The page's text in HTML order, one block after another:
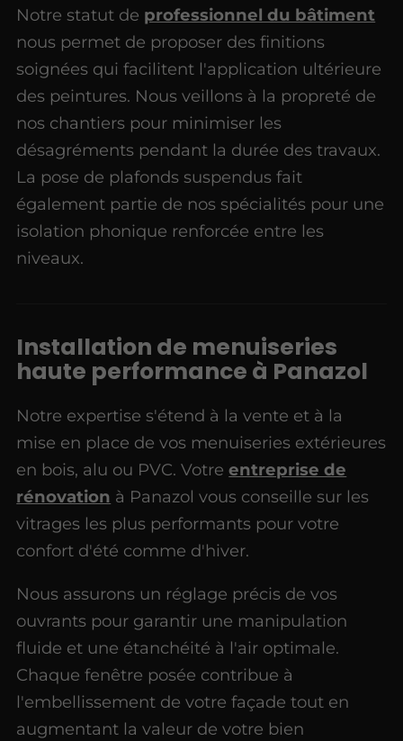
Notre statut de professionnel du bâtiment
nous permet de proposer des finitions
soignées qui facilitent l'application ultérieure
des peintures. Nous veillons à la propreté de
nos chantiers pour minimiser les
désagréments pendant la durée des travaux.
La pose de plafonds suspendus fait
également partie de nos spécialités pour une
isolation phonique renforcée entre les
niveaux.
Installation de menuiseries
haute performance à Panazol
Notre expertise s'étend à la vente et à la
mise en place de vos menuiseries extérieures
en bois, alu ou PVC. Votreentreprise de
rénovation à Panazol vous conseille sur les
vitrages les plus performants pour votre
confort d'été comme d'hiver.
Nous assurons un réglage précis de vos
ouvrants pour garantir une manipulation
fluide et une étanchéité à l'air optimale.
Chaque fenêtre posée contribue à
l'embellissement de votre façade tout en
augmentant la valeur de votre bien